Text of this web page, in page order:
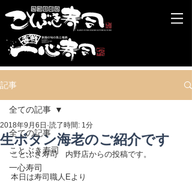
記事
全ての記事
ことぶき寿司
一心寿司
全ての記事
生ボタン海老のご紹介です
2018年9月6日 読了時間: 1分
ことぶき寿司　内野店からの投稿です。
本日は寿司職人Eより